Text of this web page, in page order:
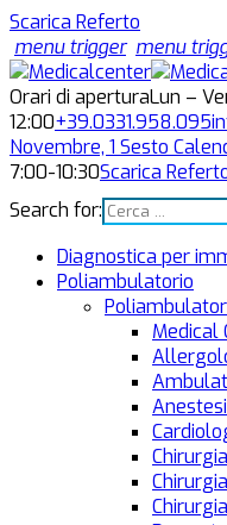
Scarica Referto
menu trigger menu
Orari di aperturaLun –
12:00+39.0331.958.095
Novembre, 1 Sesto
7:00-10:30Scarica
Search for:
Diagnostica per
Poliambulatorio
Medical